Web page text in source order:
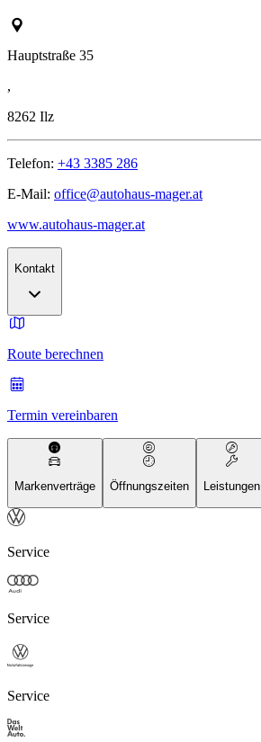
Hauptstraße 35
,
8262 Ilz
Telefon: +43 3385 286
E-Mail: office@autohaus-mager.at
www.autohaus-mager.at
Kontakt
Route berechnen
Termin vereinbaren
Markenverträge Öffnungszeiten Leistungen
Service
Service
Service